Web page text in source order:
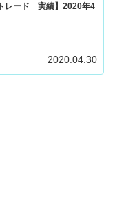
レード 実績】2020年4
2020.04.30